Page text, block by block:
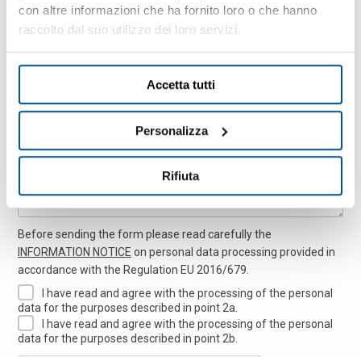
con altre informazioni che ha fornito loro o che hanno
raccolto dal suo utilizzo dei loro servizi.
Accetta tutti
Personalizza
Rifiuta
Código postal
Before sending the form please read carefully the
INFORMATION NOTICE on personal data processing provided in
accordance with the Regulation EU 2016/679.
I have read and agree with the processing of the personal
data for the purposes described in point 2a.
I have read and agree with the processing of the personal
data for the purposes described in point 2b.